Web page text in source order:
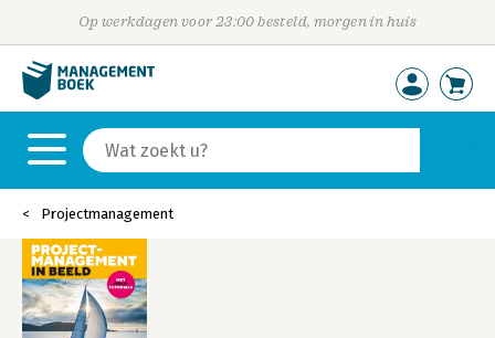
Op werkdagen voor 23:00 besteld, morgen in huis
Projectmanagement